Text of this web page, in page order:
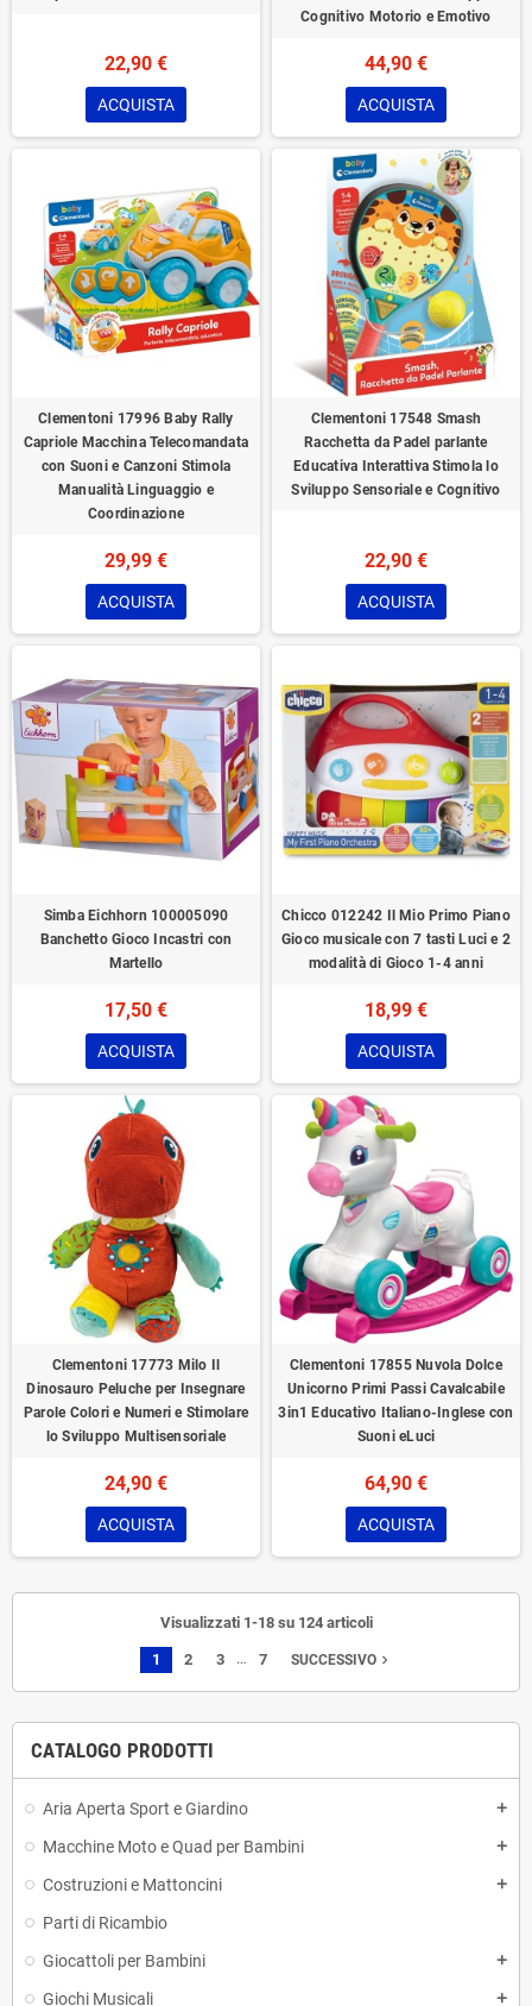
CATALOGO PRODOTTI
Aria Aperta Sport e Giardino add
Macchine Moto e Quad per Bambini add
Costruzioni e Mattoncini add
Parti di Ricambio
Giocattoli per Bambini
add
Giochi Musicali add
22,90 €
ACQUISTA
Cognitivo Motorio e Emotivo
44,90 €
ACQUISTA
Clementoni 17996 Baby Rally
Capriole Macchina Telecomandata
con Suoni e Canzoni Stimola
Manualità Linguaggio e
Coordinazione
29,99 €
ACQUISTA
Clementoni 17548 Smash
Racchetta da Padel parlante
Educativa Interattiva Stimola lo
Sviluppo Sensoriale e Cognitivo
22,90 €
ACQUISTA
Simba Eichhorn 100005090
Banchetto Gioco Incastri con
Martello
17,50 €
ACQUISTA
Chicco 012242 Il Mio Primo Piano
Gioco musicale con 7 tasti Luci e 2
modalità di Gioco 1-4 anni
18,99 €
ACQUISTA
Clementoni 17773 Milo Il
Dinosauro Peluche per Insegnare
Parole Colori e Numeri e Stimolare
lo Sviluppo Multisensoriale
24,90 €
ACQUISTA
Clementoni 17855 Nuvola Dolce
Unicorno Primi Passi Cavalcabile
3in1 Educativo Italiano-Inglese con
Suoni eLuci
64,90 €
ACQUISTA
Visualizzati 1-18 su 124 articoli
1 2 3 … 7 SUCCESSIVOnavigate_next